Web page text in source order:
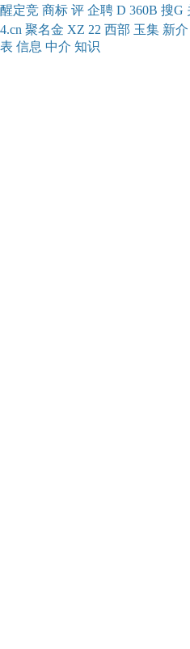
醒定竞 商标 评 企聘 D 360B 搜G
4.cn 聚名金 XZ 22 西部 玉集 新介
表 信息 中介 知识